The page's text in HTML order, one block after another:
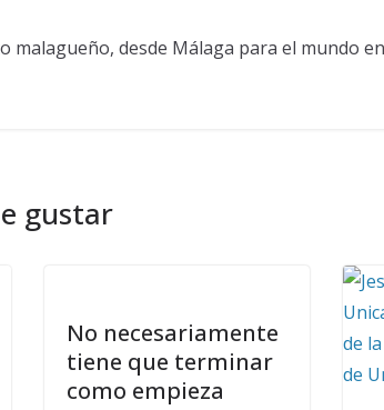
malagueño, desde Málaga para el mundo
gustar
No necesariamente
tiene que terminar
como empieza